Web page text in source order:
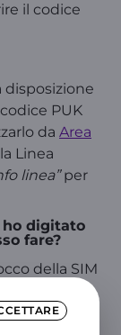
il codice
disposizione
PUK
da Area
Linea
linea”per
ho digitato
fare?
della SIM
volte